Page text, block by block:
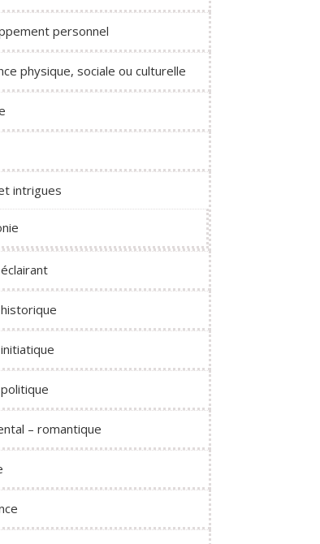
personnel
physique, sociale ou culturelle
intrigues
– romantique